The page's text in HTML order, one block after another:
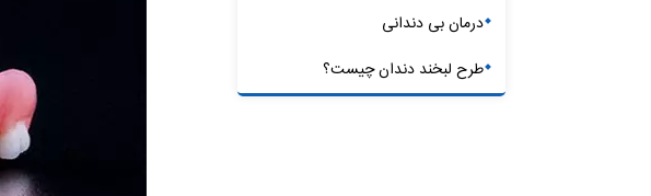
درمان بی دندانی
طرح لبخند دندان چیست؟